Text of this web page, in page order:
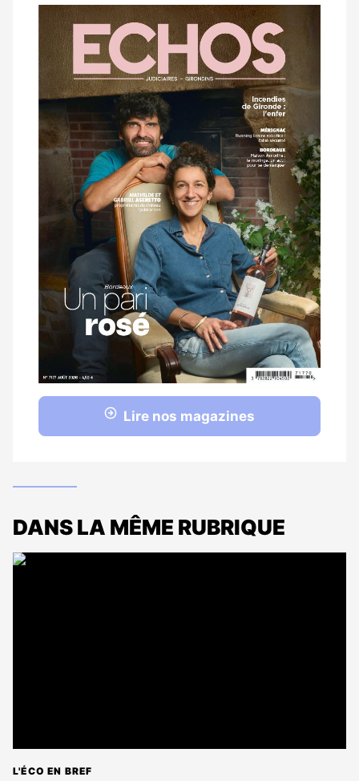
aux
abonnés
Notre
dernier
magazine
Lire nos magazines
DANS LA MÊME RUBRIQUE
L'ÉCO EN BREF